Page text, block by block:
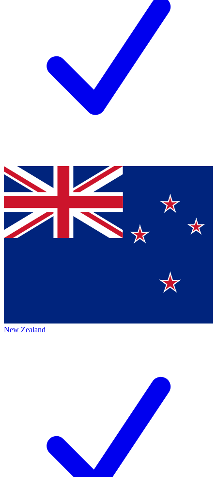
New Zealand